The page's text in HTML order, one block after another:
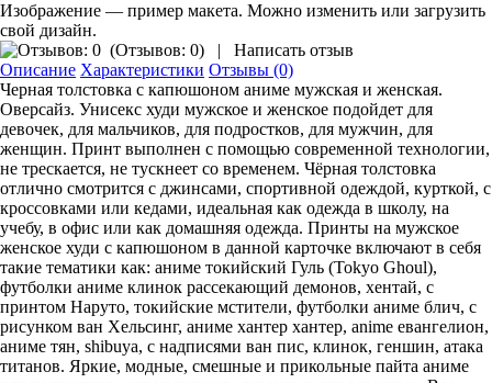
Изображение — пример макета. Можно изменить или загрузить
свой дизайн.
(Отзывов: 0) |
Написать отзыв
Описание Характеристики Отзывы (0)
Черная толстовка с капюшоном аниме мужская и женская.
Оверсайз. Унисекс худи мужское и женское подойдет для
девочек, для мальчиков, для подростков, для мужчин, для
женщин. Принт выполнен с помощью современной технологии,
не трескается, не тускнеет со временем. Чёрная толстовка
отлично смотрится с джинсами, спортивной одеждой, курткой, с
кроссовками или кедами, идеальная как одежда в школу, на
учебу, в офис или как домашняя одежда. Принты на мужское
женское худи с капюшоном в данной карточке включают в себя
такие тематики как: аниме токийский Гуль (Tokyo Ghoul),
футболки аниме клинок рассекающий демонов, хентай, с
принтом Наруто, токийские мстители, футболки аниме блич, с
рисунком ван Хельсинг, аниме хантер хантер, anime евангелион,
аниме тян, shibuya, с надписями ван пис, клинок, геншин, атака
титанов. Яркие, модные, смешные и прикольные пайта аниме